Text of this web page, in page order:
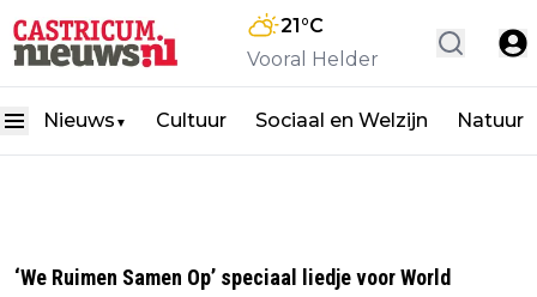
21°C
Vooral Helder
Nieuws ▼ Cultuur Sociaal en Welzijn Natuur
‘We Ruimen Samen Op’ speciaal liedje voor World